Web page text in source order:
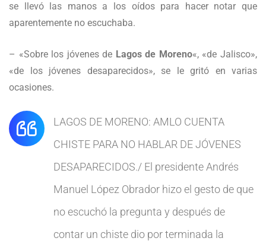
se llevó las manos a los oídos para hacer notar que
aparentemente no escuchaba.
– «Sobre los jóvenes de Lagos de Moreno«, «de Jalisco»,
«de los jóvenes desaparecidos», se le gritó en varias
ocasiones.
LAGOS DE MORENO: AMLO CUENTA
CHISTE PARA NO HABLAR DE JÓVENES
DESAPARECIDOS./ El presidente Andrés
Manuel López Obrador hizo el gesto de que
no escuchó la pregunta y después de
contar un chiste dio por terminada la